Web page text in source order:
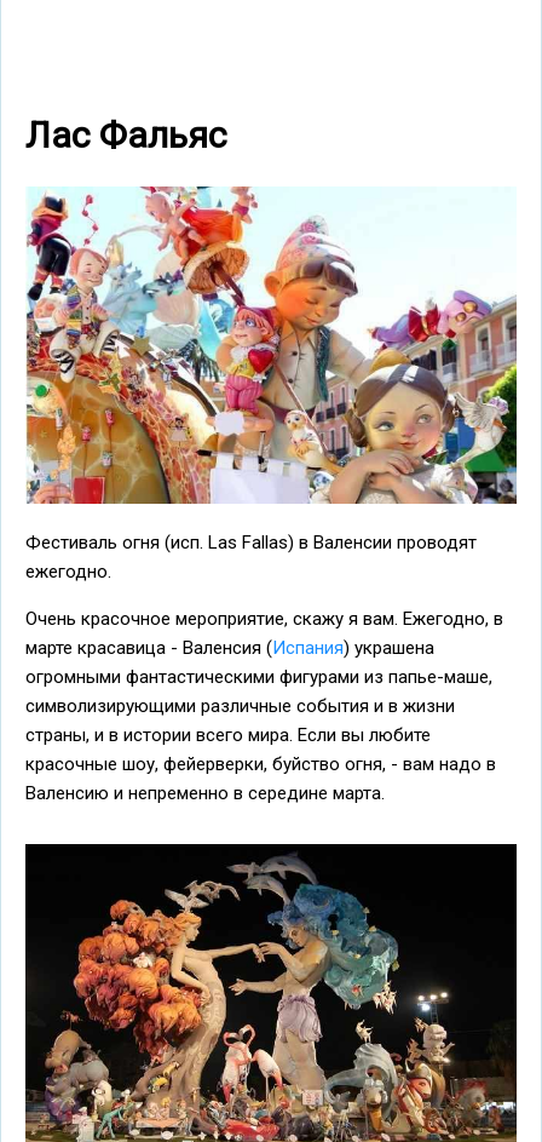
Лас Фальяс
Фестиваль огня (исп. Las Fallas) в Валенсии проводят
ежегодно.
Очень красочное мероприятие, скажу я вам. Ежегодно, в
марте красавица - Валенсия (Испания) украшена
огромными фантастическими фигурами из папье-маше,
символизирующими различные события и в жизни
страны, и в истории всего мира. Если вы любите
красочные шоу, фейерверки, буйство огня, - вам надо в
Валенсию и непременно в середине марта.